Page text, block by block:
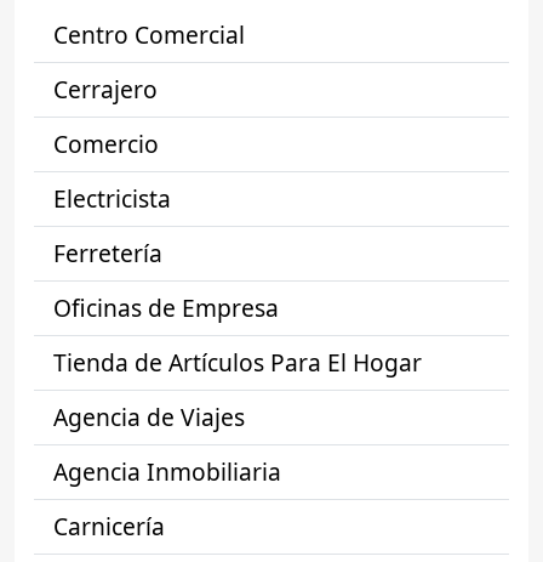
Centro Comercial
Cerrajero
Comercio
Electricista
Ferretería
Oficinas de Empresa
Tienda de Artículos Para El Hogar
Agencia de Viajes
Agencia Inmobiliaria
Carnicería